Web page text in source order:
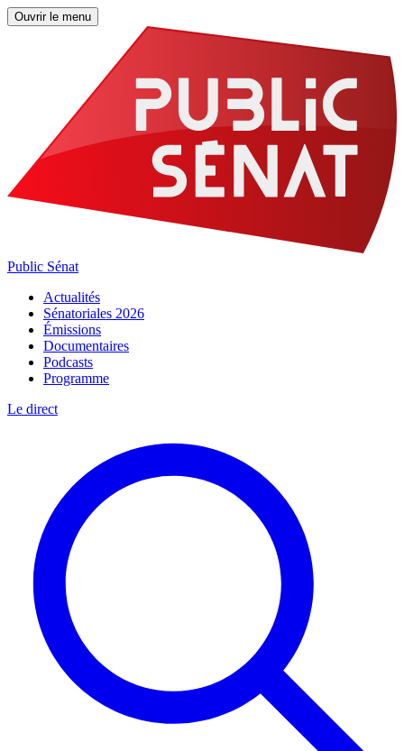
Ouvrir le menu
Public Sénat
Actualités
Sénatoriales 2026
Émissions
Documentaires
Podcasts
Programme
Le direct